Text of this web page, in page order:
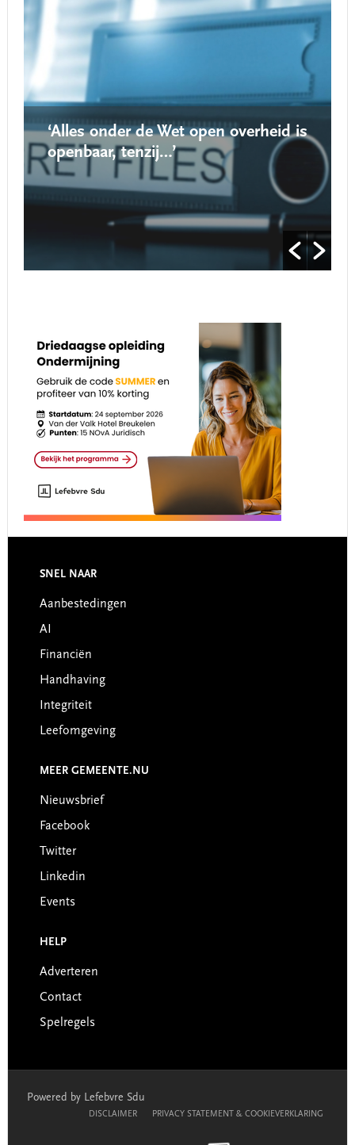
‘Alles onder de Wet open overheid is
openbaar, tenzij…’
Footer
SNEL NAAR
Aanbestedingen
AI
Financiën
Handhaving
Integriteit
Leefomgeving
MEER GEMEENTE.NU
Nieuwsbrief
Facebook
Twitter
Linkedin
Events
HELP
Adverteren
Contact
Spelregels
Powered by Lefebvre Sdu
DISCLAIMER PRIVACY STATEMENT & COOKIEVERKLARING